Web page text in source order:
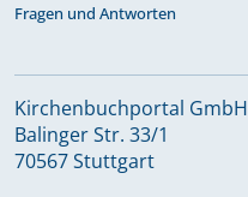
Fragen und Antworten
Kirchenbuchportal GmbH
Balinger Str. 33/1
70567 Stuttgart